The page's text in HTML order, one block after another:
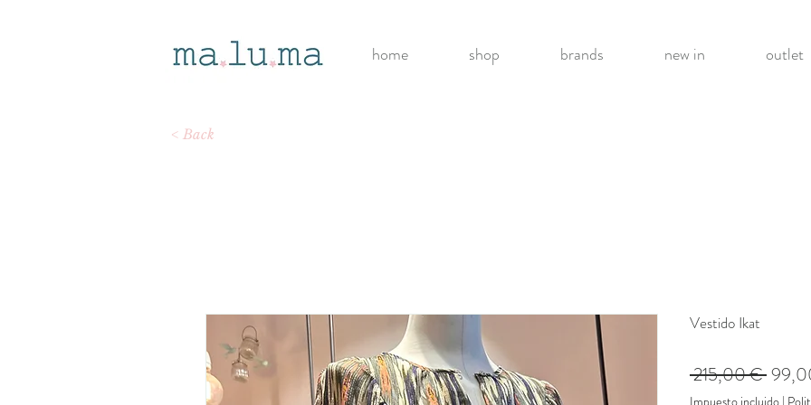
home shop brands new in outlet
< Back
Vestido Ikat
215,00 € Precio
Impuesto incluido |